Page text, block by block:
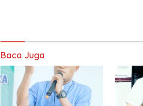
Baca Juga